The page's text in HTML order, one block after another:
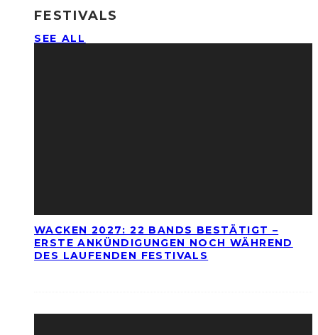
FESTIVALS
SEE ALL
WACKEN 2027: 22 BANDS BESTÄTIGT –
ERSTE ANKÜNDIGUNGEN NOCH WÄHREND
DES LAUFENDEN FESTIVALS